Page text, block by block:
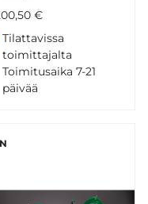
€
Tilattavissa
toimittajalta
Toimitusaika 7-21
päivää